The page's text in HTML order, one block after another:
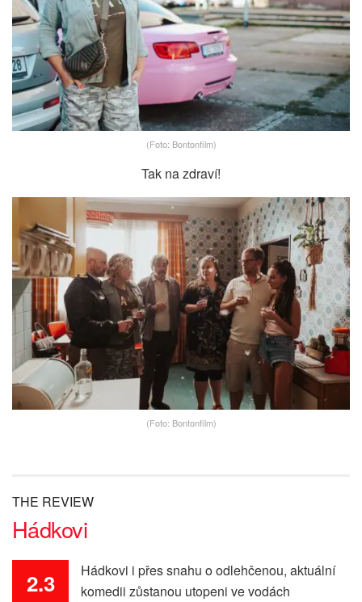
(Foto: Bontonfilm)
Tak na zdraví!
(Foto: Bontonfilm)
THE REVIEW
Hádkovi
2.3
Hádkovi i přes snahu o odlehčenou, aktuální
komedii zůstanou utopeni ve vodách